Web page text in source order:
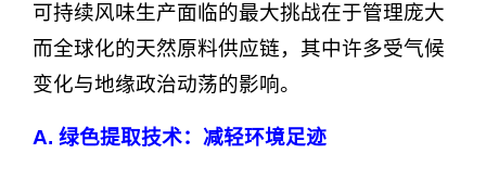
可持续风味生产面临的最大挑战在于管理庞大
而全球化的天然原料供应链，其中许多受气候
变化与地缘政治动荡的影响。
A. 绿色提取技术：减轻环境足迹